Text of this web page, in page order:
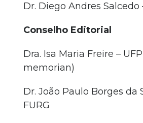
Dr. Diego Andres Salcedo
Conselho Editorial
Dra. Isa Maria Freire –
memorian)
Dr. João Paulo Borges da
FURG